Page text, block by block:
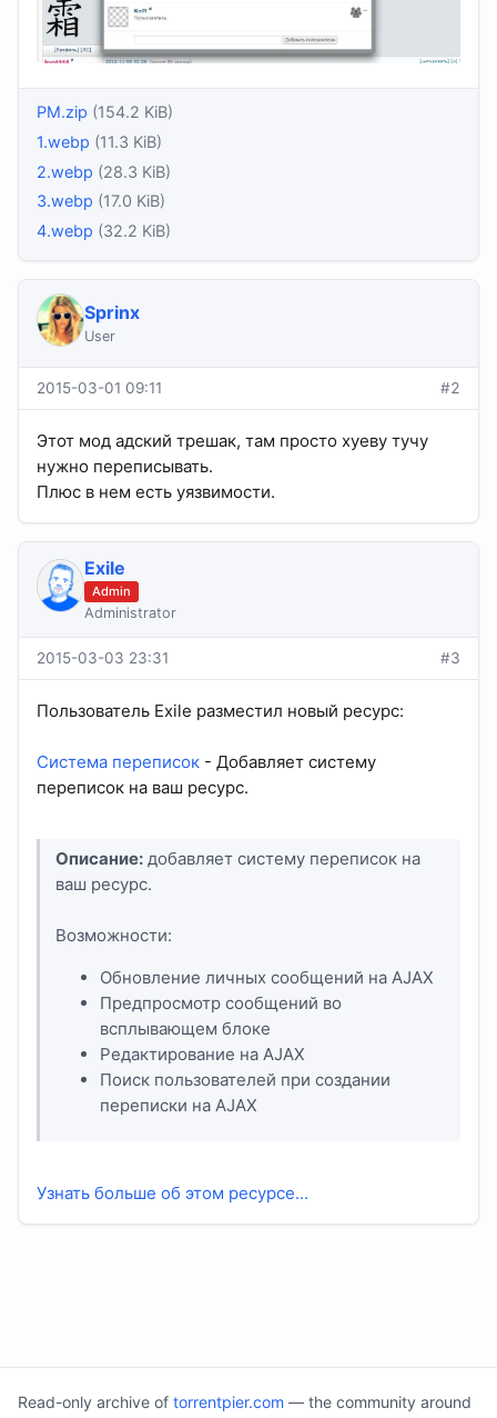
PM.zip (154.2 KiB)
1.webp (11.3 KiB)
2.webp (28.3 KiB)
3.webp (17.0 KiB)
4.webp (32.2 KiB)
Sprinx
User
2015-03-01 09:11 #2
Этот мод адский трешак, там просто хуеву тучу
нужно переписывать.
Плюс в нем есть уязвимости.
Exile
Admin
Administrator
2015-03-03 23:31 #3
Пользователь Exile разместил новый ресурс:
Система переписок - Добавляет систему
переписок на ваш ресурс.
Описание: добавляет систему переписок на
ваш ресурс.
Возможности:
Обновление личных сообщений на AJAX
Предпросмотр сообщений во
всплывающем блоке
Редактирование на AJAX
Поиск пользователей при создании
переписки на AJAX
Узнать больше об этом ресурсе...
Read-only archive of torrentpier.com — the community around